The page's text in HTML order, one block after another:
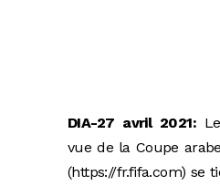
DIA-27 avril 2021:Le
vue de la Coupe
(https://fr.fifa.com) se